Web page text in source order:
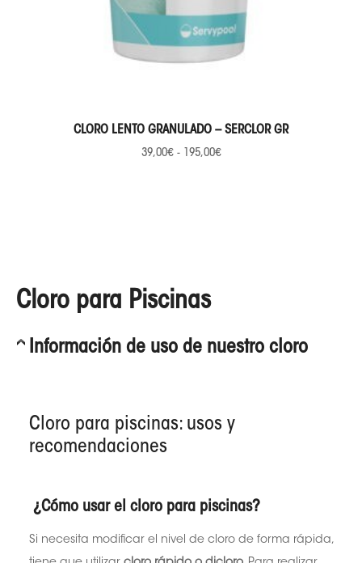
SELECCIONAR OPCIONES
CLORO LENTO GRANULADO – SERCLOR GR
39,00€ - 195,00€
Cloro para Piscinas
Información de uso de nuestro cloro
Cloro para piscinas: usos y
recomendaciones
¿Cómo usar el cloro para piscinas?
Si necesita modificar el nivel de cloro de forma rápida,